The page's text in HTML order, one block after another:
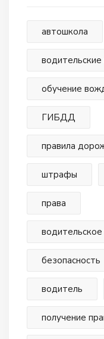
автошкола
водительские
обучение
ГИБДД
правила
штрафы
права
безопасность
водитель
получение